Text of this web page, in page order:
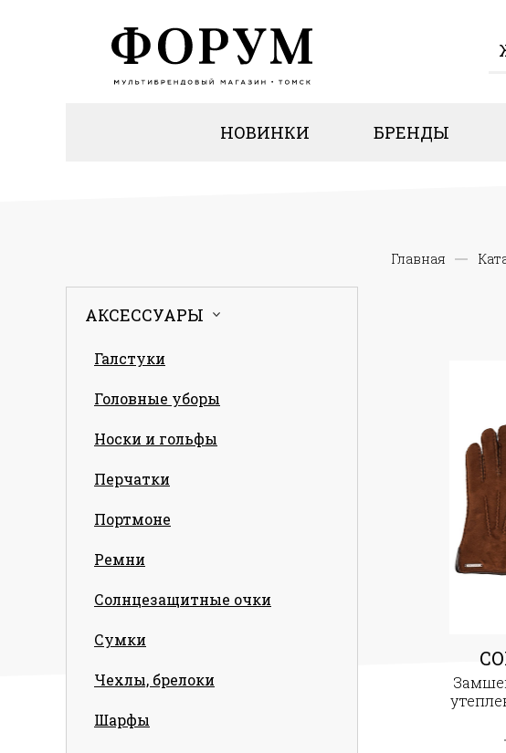
НОВИНКИ БРЕНДЫ
Главная
АКСЕССУАРЫ
Галстуки
Головные уборы
Носки и гольфы
Перчатки
Портмоне
Ремни
Солнцезащитные очки
Сумки
Чехлы, брелоки
Шарфы